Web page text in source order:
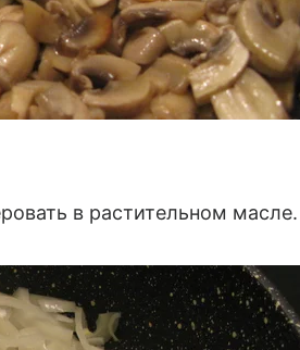
в растительном масле.